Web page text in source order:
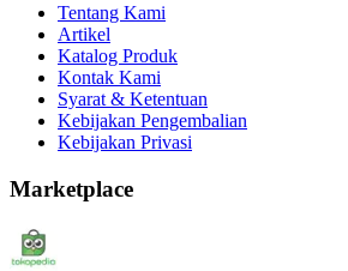
Tentang Kami
Artikel
Katalog Produk
Kontak Kami
Syarat & Ketentuan
Kebijakan Pengembalian
Kebijakan Privasi
Marketplace